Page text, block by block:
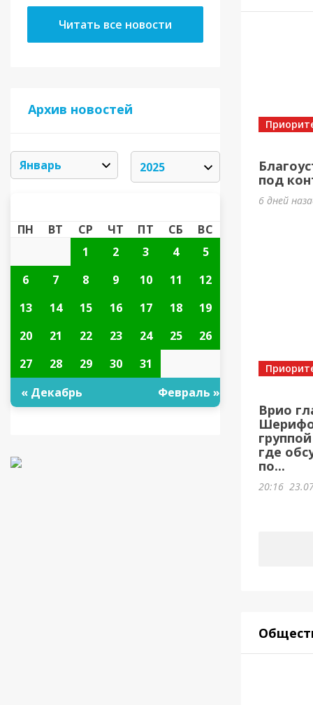
Читать все новости
Архив новостей
ПН ВТ СР ЧТ ПТ СБ
ВС
1
2 3 4
5
6
7 8 9 10 11
12
13
14 15 16 17 18
19
20
21 22 23 24 25
26
27
28 29 30
31
« Декабрь
Февраль »
под
6 дней
Врио
где
по...
20:16